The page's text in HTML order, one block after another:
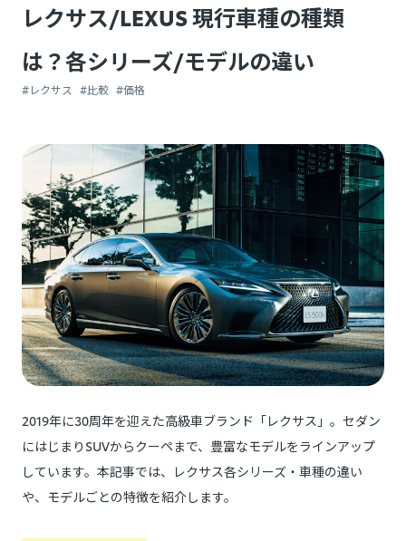
レクサス/LEXUS 現行車種の種類
は？各シリーズ/モデルの違い
#レクサス #比較 #価格
2019年に30周年を迎えた高級車ブランド「レクサス」。セダン
にはじまりSUVからクーペまで、豊富なモデルをラインアップ
しています。本記事では、レクサス各シリーズ・車種の違い
や、モデルごとの特徴を紹介します。